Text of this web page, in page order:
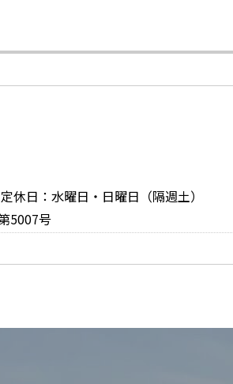
休日：水曜日・日曜日（隔週土）
5007号